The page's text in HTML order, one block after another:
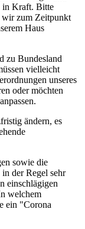
in Kraft. Bitte
wir zum Zeitpunkt
Haus
zu Bundesland
vielleicht
unseres
oder möchten
ändern, es
sowie die
der Regel sehr
einschlägigen
welchem
ein "Corona